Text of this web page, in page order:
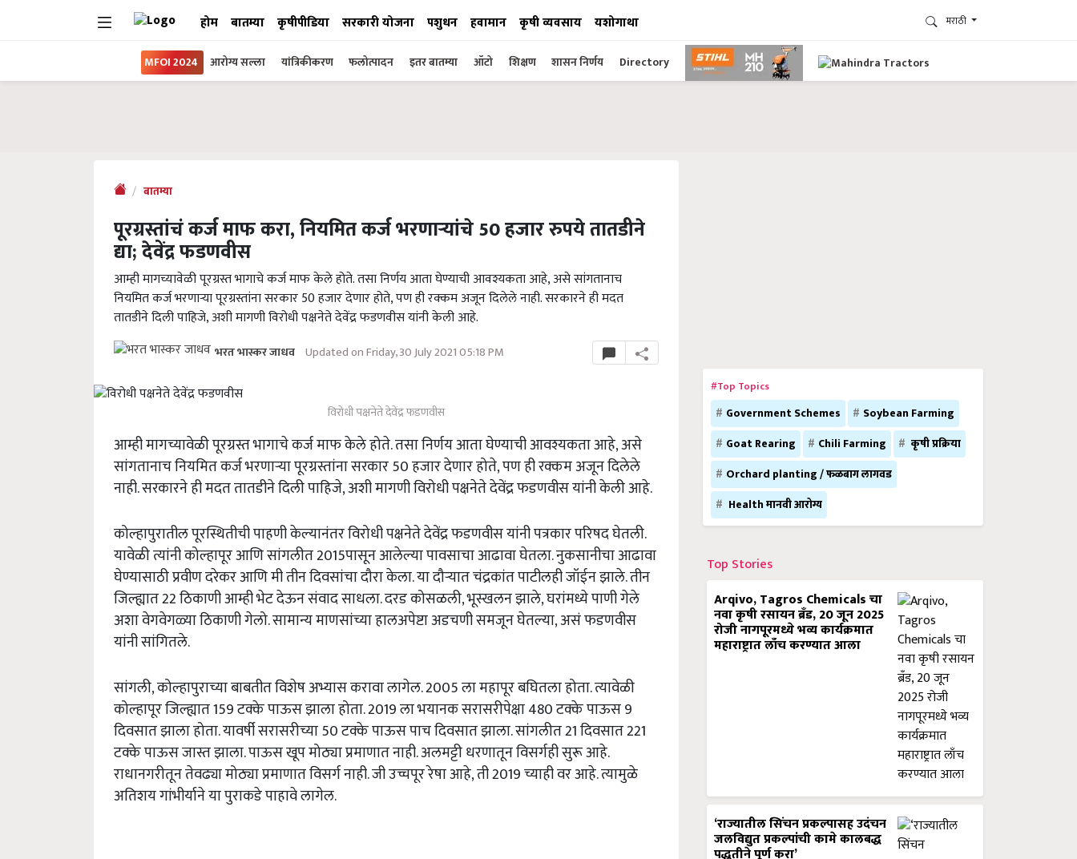
होम बातम्या कृषीपीडिया सरकारी योजना पशुधन हवामान कृषी व्यवसाय यशोगाथा मराठी
MFOI 2024 आरोग्य सल्ला यांत्रिकीकरण फलोत्पादन इतर बातम्या ऑटो शिक्षण शासन निर्णय Directory
बातम्या
पूरग्रस्तांचं कर्ज माफ करा, नियमित कर्ज भरणाऱ्यांचे 50 हजार रुपये तातडीने
द्या; देवेंद्र फडणवीस
आम्ही मागच्यावेळी पूरग्रस्त भागाचे कर्ज माफ केले होते. तसा निर्णय आता घेण्याची आवश्यकता आहे, असे सांगतानाच
नियमित कर्ज भरणाऱ्या पूरग्रस्तांना सरकार 50 हजार देणार होते, पण ही रक्कम अजून दिलेले नाही. सरकारने ही मदत
तातडीने दिली पाहिजे, अशी मागणी विरोधी पक्षनेते देवेंद्र फडणवीस यांनी केली आहे.
भरत भास्कर जाधव Updated on Friday, 30 July 2021 05:18 PM
विरोधी पक्षनेते देवेंद्र फडणवीस
आम्ही मागच्यावेळी पूरग्रस्त भागाचे कर्ज माफ केले होते. तसा निर्णय आता घेण्याची आवश्यकता आहे, असे
सांगतानाच नियमित कर्ज भरणाऱ्या पूरग्रस्तांना सरकार 50 हजार देणार होते, पण ही रक्कम अजून दिलेले
नाही. सरकारने ही मदत तातडीने दिली पाहिजे, अशी मागणी विरोधी पक्षनेते देवेंद्र फडणवीस यांनी केली आहे.
कोल्हापुरातील पूरस्थितीची पाहणी केल्यानंतर विरोधी पक्षनेते देवेंद्र फडणवीस यांनी पत्रकार परिषद घेतली.
यावेळी त्यांनी कोल्हापूर आणि सांगलीत 2015पासून आलेल्या पावसाचा आढावा घेतला. नुकसानीचा आढावा
घेण्यासाठी प्रवीण दरेकर आणि मी तीन दिवसांचा दौरा केला. या दौऱ्यात चंद्रकांत पाटीलही जॉईन झाले. तीन
जिल्ह्यात 22 ठिकाणी आम्ही भेट देऊन संवाद साधला. दरड कोसळली, भूस्खलन झाले, घरांमध्ये पाणी गेले
अशा वेगवेगळ्या ठिकाणी गेलो. सामान्य माणसांच्या हालअपेष्टा अडचणी समजून घेतल्या, असं फडणवीस
यांनी सांगितले.
सांगली, कोल्हापुराच्या बाबतीत विशेष अभ्यास करावा लागेल. 2005 ला महापूर बघितला होता. त्यावेळी
कोल्हापूर जिल्ह्यात 159 टक्के पाऊस झाला होता. 2019 ला भयानक सरासरीपेक्षा 480 टक्के पाऊस 9
दिवसात झाला होता. यावर्षी सरासरीच्या 50 टक्के पाऊस पाच दिवसात झाला. सांगलीत 21 दिवसात 221
टक्के पाऊस जास्त झाला. पाऊस खूप मोठ्या प्रमाणात नाही. अलमट्टी धरणातून विसर्गही सुरू आहे.
राधानगरीतून तेवढ्या मोठ्या प्रमाणात विसर्ग नाही. जी उच्चपूर रेषा आहे, ती 2019 च्याही वर आहे. त्यामुळे
अतिशय गांभीर्याने या पुराकडे पाहावे लागेल.
#Top Topics
Government Schemes
Soybean Farming
Goat Rearing
Chili Farming
कृषी प्रक्रिया
Orchard planting / फळबाग लागवड
Health मानवी आरोग्य
Top Stories
Arqivo, Tagros Chemicals चा
नवा कृषी रसायन ब्रँड, 20 जून 2025
रोजी नागपूरमध्ये भव्य कार्यक्रमात
महाराष्ट्रात लाँच करण्यात आला
‘राज्यातील सिंचन प्रकल्पासह उदंचन
जलविद्युत प्रकल्पांची कामे कालबद्ध
पद्धतीने पूर्ण करा’